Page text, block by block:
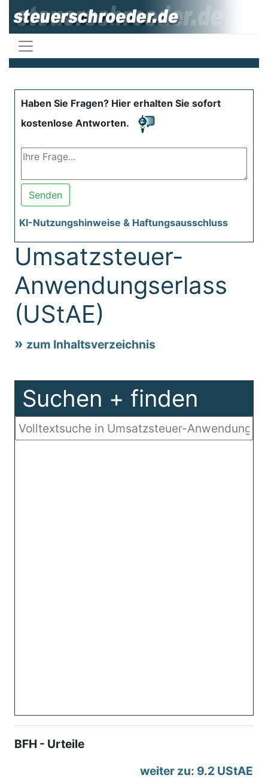
Haben Sie Fragen? Hier erhalten Sie sofort
kostenlose Antworten.
Senden
KI-Nutzungshinweise & Haftungsausschluss
Umsatzsteuer-
Anwendungserlass
(UStAE)
zum Inhaltsverzeichnis
Suchen + finden
BFH - Urteile
weiter zu: 9.2 UStAE